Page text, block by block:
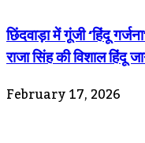
छिंदवाड़ा में गूंजी ‘हिंदू
राजा सिंह की विशाल हिंदू
February 17, 2026